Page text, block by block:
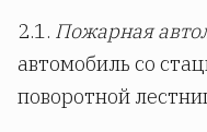
2.1. Пожарная
автомобиль со
поворотной